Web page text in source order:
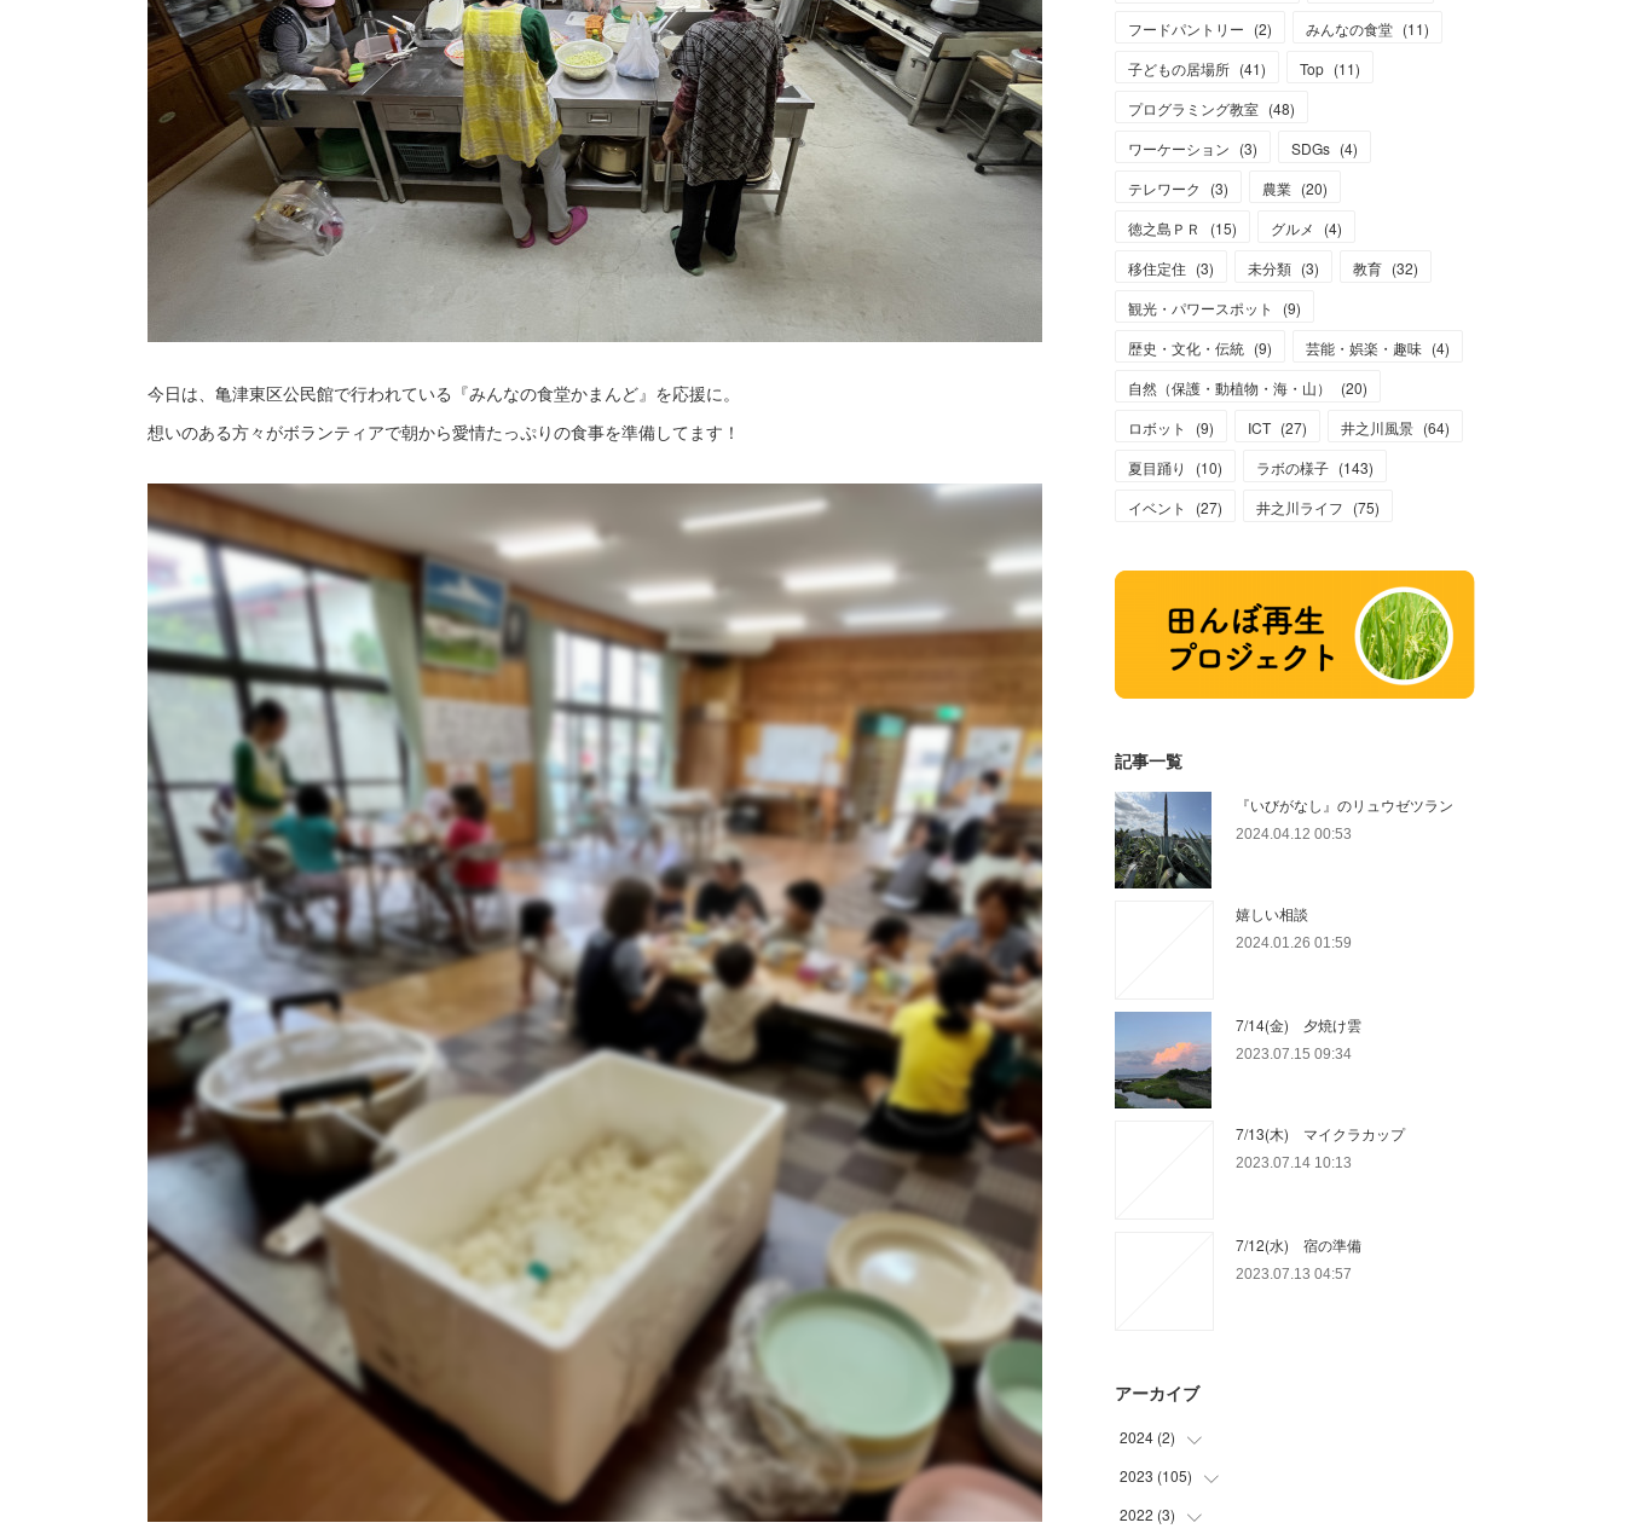
今日は、亀津東区公民館で行われている『みんなの食堂かまんど』を応援に。
想いのある方々がボランティアで朝から愛情たっぷりの食事を準備してます！
フードパントリー (2) みんなの食堂 (11)
子どもの居場所 (41) Top (11)
プログラミング教室 (48)
ワーケーション (3) SDGs (4)
テレワーク
(3) 農業 (20)
徳之島ＰＲ
(15) グルメ (4)
移住定住 (3) 未分類 (3) 教育 (32)
観光・パワースポット
(9)
歴史・文化・伝統 (9) 芸能・娯楽・趣味 (4)
自然（保護・動植物・海・山）
(20)
ロボット
(9) ICT (27) 井之川風景 (64)
夏目踊り
(10) ラボの様子 (143)
イベント
(27) 井之川ライフ (75)
記事一覧
『いびがなし』のリュウゼツラン
2024.04.12 00:53
嬉しい相談
2024.01.26 01:59
7/14(金) 夕焼け雲
2023.07.15 09:34
7/13(木) マイクラカップ
2023.07.14 10:13
7/12(水) 宿の準備
2023.07.13 04:57
アーカイブ
2024 (2)
(1)
(
)
2023 (105)
(
15)
2022 (3)